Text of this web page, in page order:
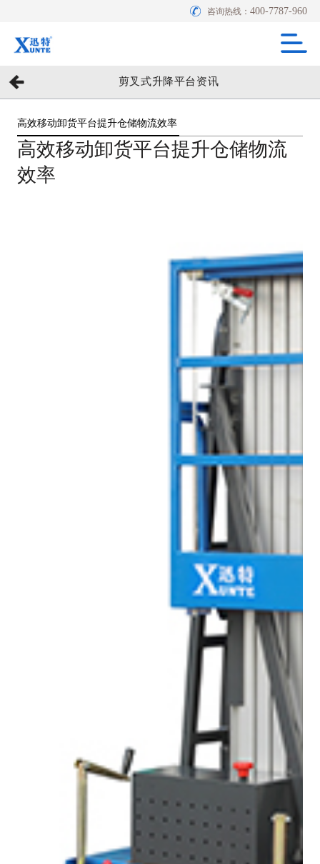
咨询热线：400-7787-960
剪叉式升降平台资讯
高效移动卸货平台提升仓储物流效率
高效移动卸货平台提升仓储物流
效率